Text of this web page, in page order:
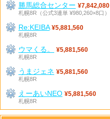
勝馬総合センター ¥7,842,080
札幌8R（公式3連単 ¥980,260×8口）
Re:KEIBA ¥5,881,560
札幌8R
ウマくる。
¥5,881,560
札幌8R
うまジェネ ¥5,881,560
札幌8R
えーあいNEO ¥5,881,560
札幌8R